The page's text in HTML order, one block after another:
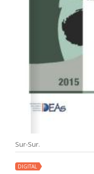
Sur-Sur.
DIGITAL